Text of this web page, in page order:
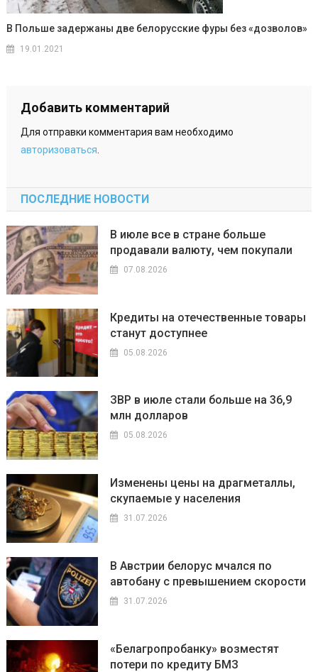
В Польше задержаны две белорусские фуры без «дозволов»
19.01.2021
Добавить комментарий
Для отправки комментария вам необходимо
авторизоваться
ПОСЛЕДНИЕ НОВОСТИ
В июле все в стране больше
продавали валюту, чем покупали
07.08.2026
Кредиты на отечественные товары
станут доступнее
05.08.2026
ЗВР в июле стали больше на 36,9
млн долларов
05.08.2026
Изменены цены на драгметаллы,
скупаемые у населения
31.07.2026
В Австрии белорус мчался по
автобану с превышением скорости
31.07.2026
«Белагропробанку» возместят
потери по кредиту БМЗ